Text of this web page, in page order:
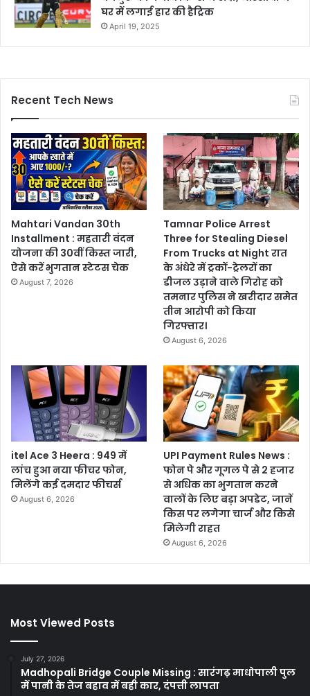
घर में लगाई हार की हैट्रिक
April 19, 2025
Recent Tech News
Mahtari Vandan 30th
Installment : महतारी वंदन
योजना की 30वीं किस्त जारी,
ऐसे करें भुगतान स्टेटस चेक
August 7, 2026
Tamnar Police Arrest
Three for Stealing Diesel
From Trucks at Night रात
के अंधेरे में ट्रकों-ट्रेलरों का
डीजल उड़ाने वाले गिरोह को
तमनार पुलिस ने खरीदार समेत
तीन आरोपी को किया
गिरफ्तार।
August 6, 2026
itel Ace 3 Heera : 949 में
लांच हुआ नया फीचर फोन,
मिलेंगे कई दमदार फीचर्स
August 6, 2026
UPI Payment Rules News :
फोन पे और गूगल पे से 2 हजार
से अधिक का भुगतान करने
वालों के लिए बड़ा अपडेट, जानें
किस पर लगेगा चार्ज और किसे
मिलेगी राहत
August 6, 2026
Most Viewed Posts
July 27, 2026
Madhopali Bridge Couple Missing : सारंगढ़ माधोपाली पुल
में पानी के तेज बहाव में बही कार, दंपत्ती लापता